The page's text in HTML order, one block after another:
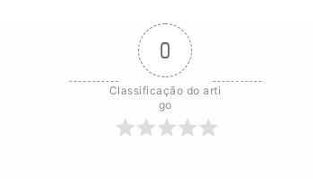
0
Classificação do arti
go